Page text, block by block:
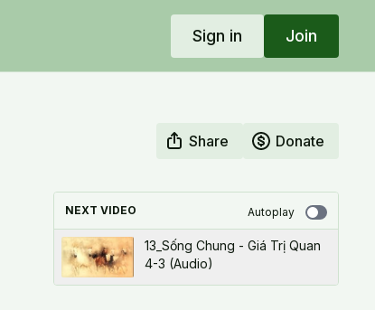
Sign in Join
Share Donate
NEXT VIDEO Autoplay
13_Sống Chung - Giá Trị Quan
4-3 (Audio)